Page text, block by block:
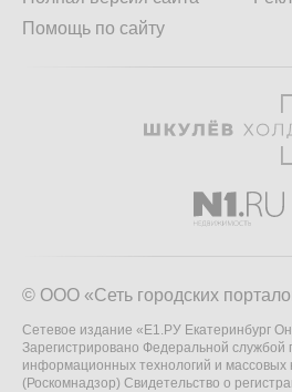
Помощь по сайту
© ООО «Сеть городских
Сетевое издание «Е1.РУ Екатеринбург
Зарегистрировано Федеральной службой
информационных технологий и массовых
(Роскомнадзор) Свидетельство о